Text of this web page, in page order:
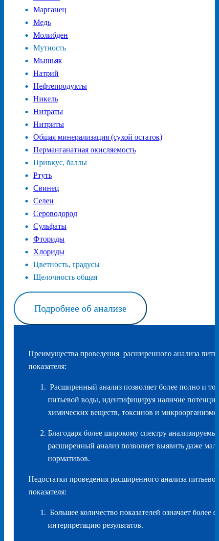
Марганец
Медь
Молибден
Мутность
Мышьяк
Натрий
Нефтепродукты
Никель
Нитраты
Нитриты
Общая минерализация (сухой остаток)
Перманганатная окисляемость
Привкус, баллы
Ртуть
Свинец
Селен
Сероводород
Сульфаты
Фториды
Хлориды
Цветность, градусы
Щелочность общая
Подробнее об анализе
Преимущества проведения расширенного анализа
показателя:
Расширенный анализ позволяет более полно и
питьевой воды, идентифицируя наличие
химических веществ, токсинов и
Благодаря более широкому спектру
расширенный анализ позволяет выявить даже
нормативов.
Недостатки проведения расширенного анализа
показателя:
Большее количество показателей означает более
интерпретацию результатов.